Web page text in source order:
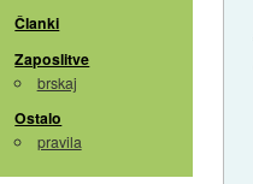
Članki
Zaposlitve
brskaj
Ostalo
pravila